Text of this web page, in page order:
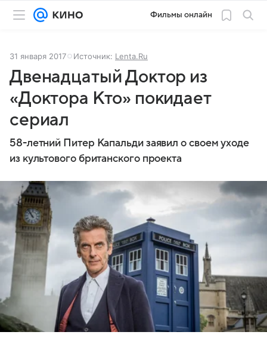
Фильмы онлайн
31 января 2017 Источник: Lenta.Ru
Двенадцатый Доктор из
«Доктора Кто» покидает
сериал
58-летний Питер Капальди заявил о своем уходе
из культового британского проекта